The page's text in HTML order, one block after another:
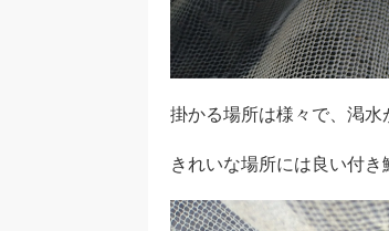
掛かる場所は様々で、渇水
きれいな場所には良い付